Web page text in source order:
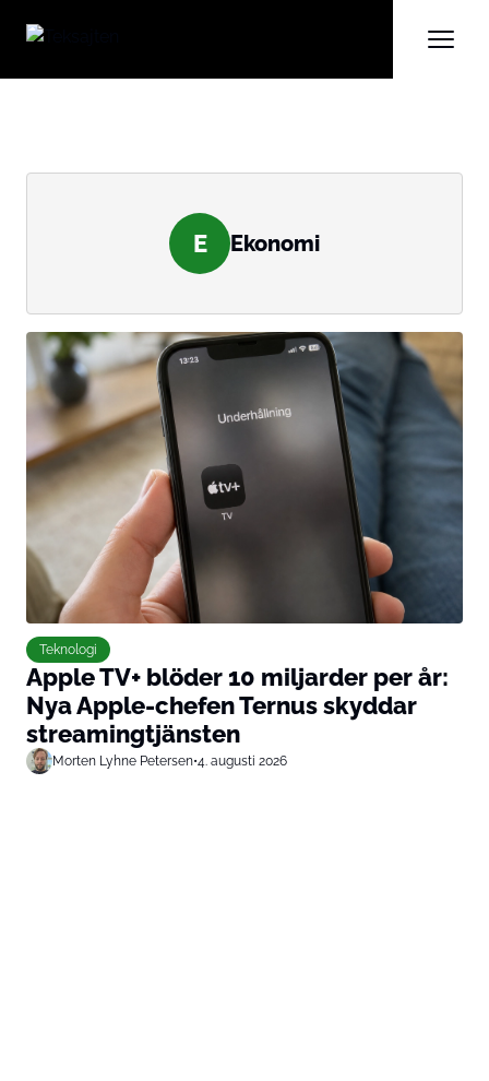
E Ekonomi
Teknologi
Apple TV+ blöder 10 miljarder per år:
Nya Apple-chefen Ternus skyddar
streamingtjänsten
Morten Lyhne Petersen•4. augusti 2026